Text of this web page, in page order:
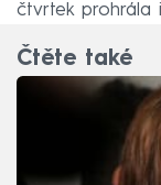
čtvrtek prohrála
Čtěte také